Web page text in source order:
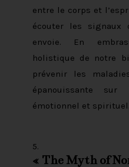
entre le corps et
écouter les signaux
envoie. En
holistique de notre
prévenir les
épanouissante
émotionnel et spirituel.
« The Myth of